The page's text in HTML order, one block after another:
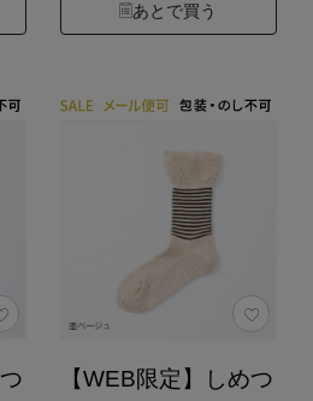
あとで買う
【WEB限定】しめつ